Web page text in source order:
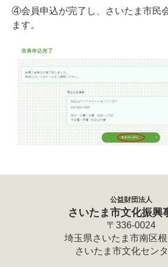
④会員申込が完了し、さいたま市民
ます。
公益財団法人
さいたま市文化振興
〒336-0024
埼玉県さいたま市南区
さいたま市文化セン